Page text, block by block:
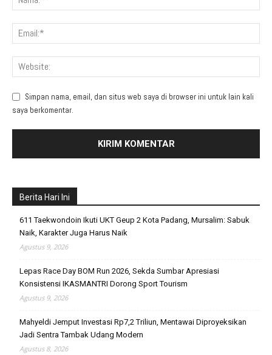
Simpan nama, email, dan situs web saya di browser ini untuk lain kali
saya berkomentar.
Berita Hari Ini
611 Taekwondoin Ikuti UKT Geup 2 Kota Padang, Mursalim: Sabuk
Naik, Karakter Juga Harus Naik
Agustus 9, 2026
Lepas Race Day BOM Run 2026, Sekda Sumbar Apresiasi
Konsistensi IKASMANTRI Dorong Sport Tourism
Agustus 9, 2026
Mahyeldi Jemput Investasi Rp7,2 Triliun, Mentawai Diproyeksikan
Jadi Sentra Tambak Udang Modern
Agustus 8, 2026